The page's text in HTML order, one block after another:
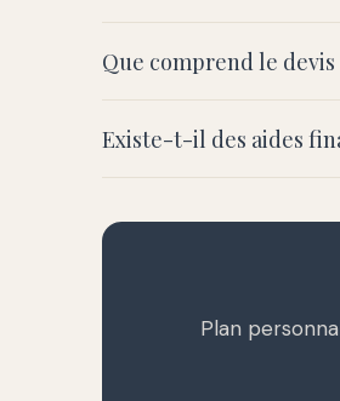
Que comprend le
Existe-t-il des aides
Plan